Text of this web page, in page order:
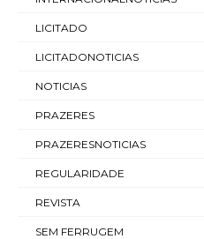
LICITADO
LICITADONOTICIAS
NOTICIAS
PRAZERES
PRAZERESNOTICIAS
REGULARIDADE
REVISTA
SEM FERRUGEM